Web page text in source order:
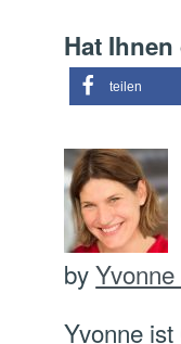
Hat
teilen
by
Yvonne